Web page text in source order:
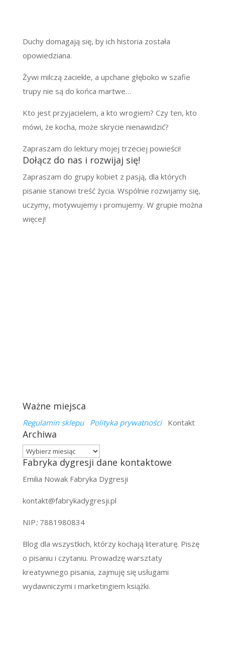
Duchy domagają się, by ich historia została
opowiedziana.
Żywi milczą zaciekle, a upchane głęboko w szafie
trupy nie są do końca martwe…
Kto jest przyjacielem, a kto wrogiem? Czy ten, kto
mówi, że kocha, może skrycie nienawidzić?
Zapraszam do lektury mojej trzeciej powieści!
Dołącz do nas i rozwijaj się!
Zapraszam do grupy kobiet z pasją, dla których
pisanie stanowi treść życia. Wspólnie rozwijamy się,
uczymy, motywujemy i promujemy. W grupie można
więcej!
Ważne miejsca
Regulamin sklepu Polityka prywatnościKontakt
Archiwa
Archiwa
Fabryka dygresji dane kontaktowe
Emilia Nowak Fabryka Dygresji
kontakt@fabrykadygresji.pl
NIP: 7881980834
Blog dla wszystkich, którzy kochają literaturę. Piszę
o pisaniu i czytaniu. Prowadzę warsztaty
kreatywnego pisania, zajmuję się usługami
wydawniczymi i marketingiem książki.